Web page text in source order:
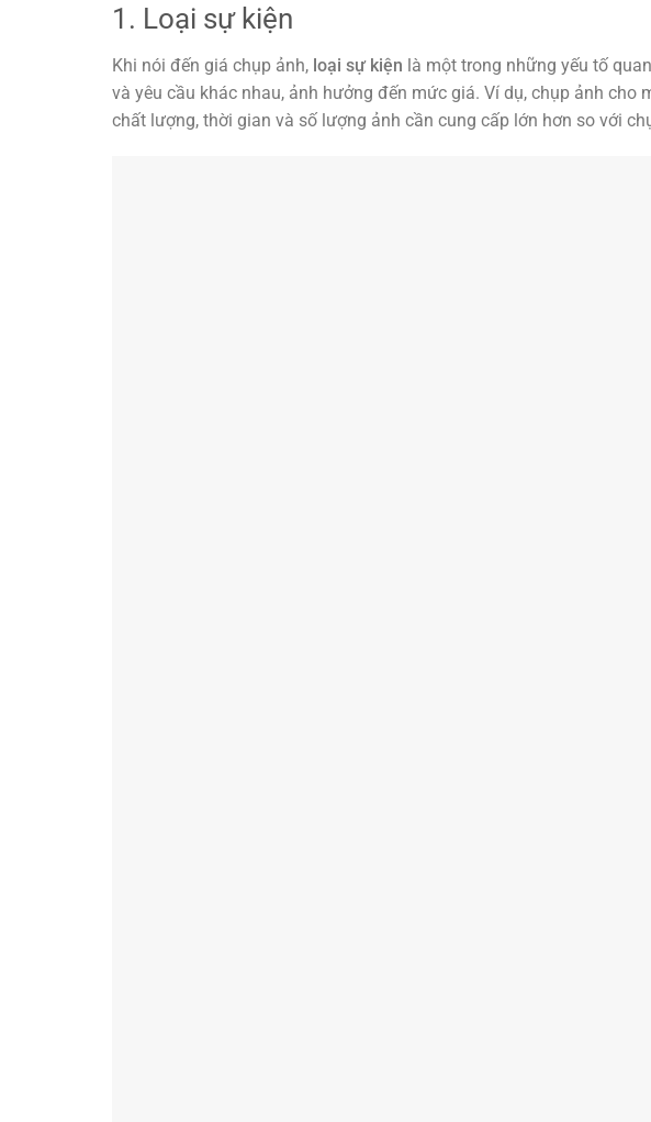
1. Loại sự kiện
Khi nói đến giá chụp ảnh, loại sự kiện là một trong những yếu tố
và yêu cầu khác nhau, ảnh hưởng đến mức giá. Ví dụ, chụp ảnh
chất lượng, thời gian và số lượng ảnh cần cung cấp lớn hơn so với